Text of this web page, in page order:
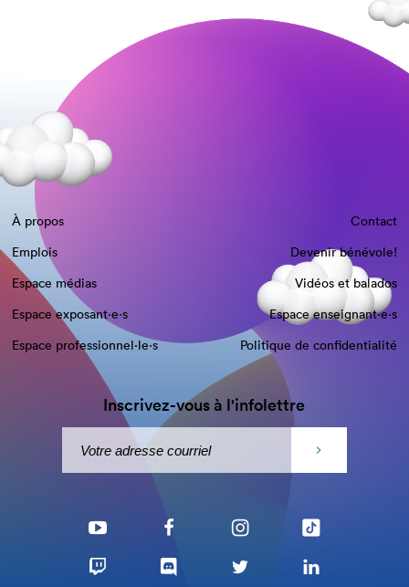
À propos
Contact
Emplois
Devenir bénévole!
Espace médias
Vidéos et balados
Espace exposant·e⋅s
Espace enseignant·e⋅s
Espace professionnel·le⋅s
Politique de confidentialité
Inscrivez-vous à l'infolettre